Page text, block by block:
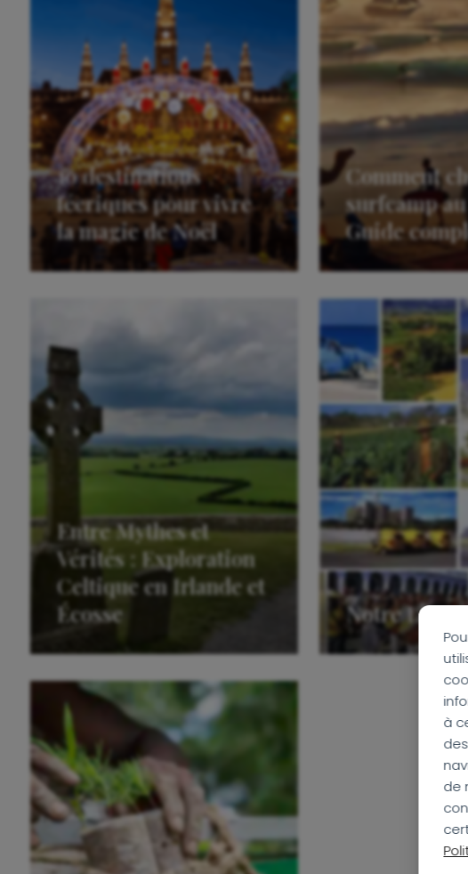
à
de
10 destinations
féeriques pour vivre
la magie de Noël
Comment
surfcamp
Guide
Entre Mythes et
Vérités : Exploration
Celtique en Irlande et
Écosse
Notre Livre